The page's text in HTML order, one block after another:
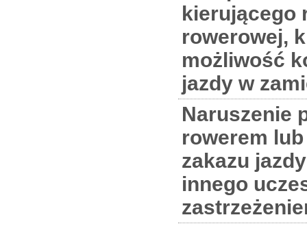
kierującego
rowerowej,
możliwość
jazdy w
Naruszenie
rowerem
zakazu
innego